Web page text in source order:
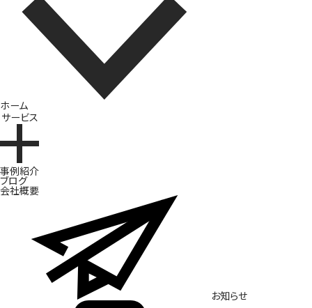
ホーム
サービス
ブランド開発
事例紹介
ブログ
会社概要
お知らせ